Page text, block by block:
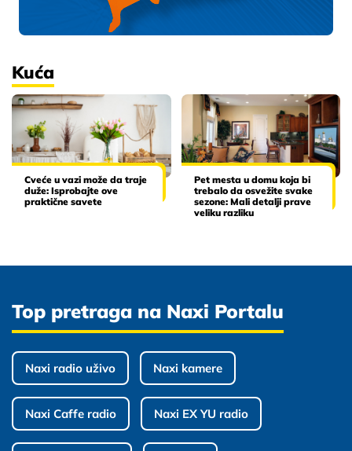
Kuća
Cveće u vazi može da traje
duže: Isprobajte ove
praktične savete
Pet mesta u domu koja bi
trebalo da osvežite svake
sezone: Mali detalji prave
veliku razliku
Top pretraga na Naxi Portalu
Naxi radio uživo Naxi kamere
Naxi Caffe radio Naxi EX YU radio